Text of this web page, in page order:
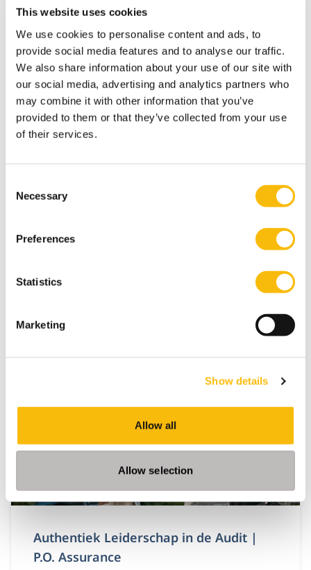
This website uses cookies
We use cookies to personalise content and ads, to
provide social media features and to analyse our traffic.
We also share information about your use of our site with
our social media, advertising and analytics partners who
may combine it with other information that you’ve
provided to them or that they’ve collected from your use
of their services.
Selection
Necessary
Preferences
Statistics
Marketing
Show details
Allow all
Allow selection
Startdatum:
Nederlands
Master Fiscale Economie combineert studie en
Authentiek Leiderschap in de Audit |
P.O. Assurance